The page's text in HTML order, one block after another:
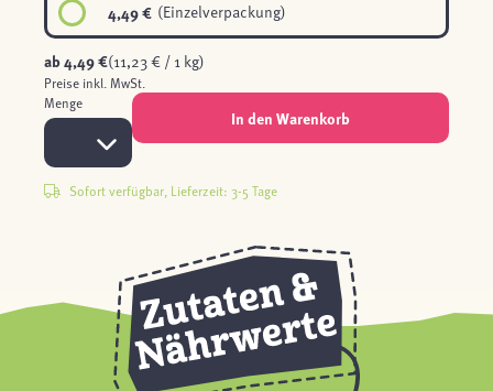
4,49 € (Einzelverpackung)
ab4,49 €(11,23 € / 1 kg)
Preise inkl. MwSt.
Menge
In den Warenkorb
Sofort verfügbar, Lieferzeit: 3-5 Tage